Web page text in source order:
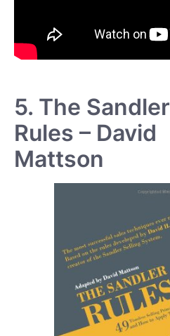
5. The Sandler
Rules – David
Mattson